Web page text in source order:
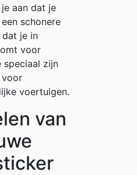
aan dat je
schonere
dat je in
voor
speciaal zijn
voor
voertuigen.
van